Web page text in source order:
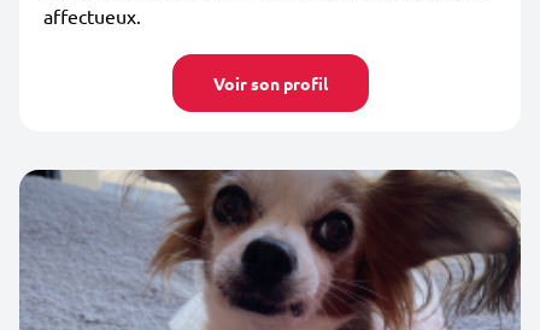
affectueux.
Voir son profil